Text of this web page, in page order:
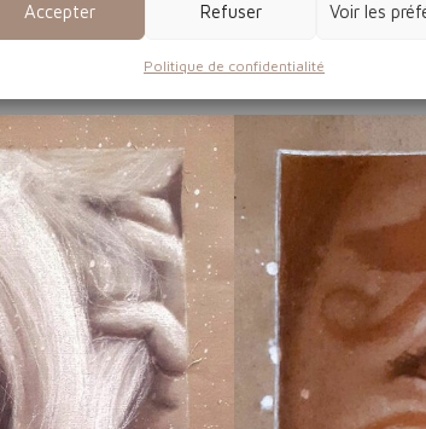
Accepter Refuser Voir les
Politique de confidentialité
l’acrylique
Pastel